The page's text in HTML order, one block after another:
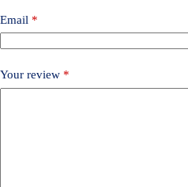
Email *
Your review *